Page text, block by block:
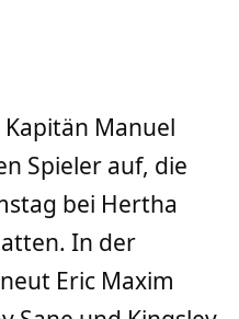
Manuel
Spieler auf, die
bei Hertha
In der
Eric Maxim